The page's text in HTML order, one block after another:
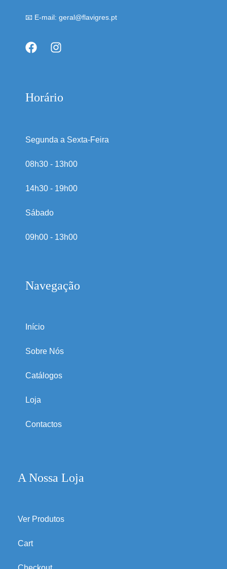
📧 E-mail: geral@flavigres.pt
Horário
Segunda a Sexta-Feira
08h30 - 13h00
14h30 - 19h00
Sábado
09h00 - 13h00
Navegação
Início
Sobre Nós
Catálogos
Loja
Contactos
A Nossa Loja
Ver Produtos
Cart